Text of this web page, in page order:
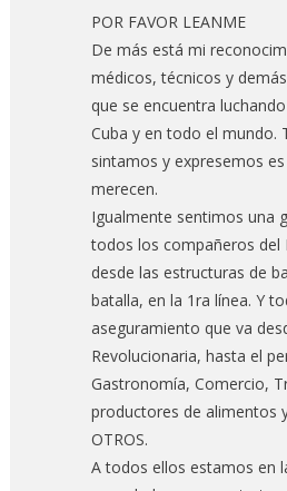
POR FAVOR LEANME
De más está mi
médicos, técnicos y
que se encuentra
Cuba y en todo el mundo.
sintamos y expresemos
merecen.
Igualmente sentimos una
todos los compañeros del
desde las estructuras de
batalla, en la 1ra línea. Y
aseguramiento que va
Revolucionaria, hasta el
Gastronomía, Comercio,
productores de alimentos
OTROS.
A todos ellos estamos en